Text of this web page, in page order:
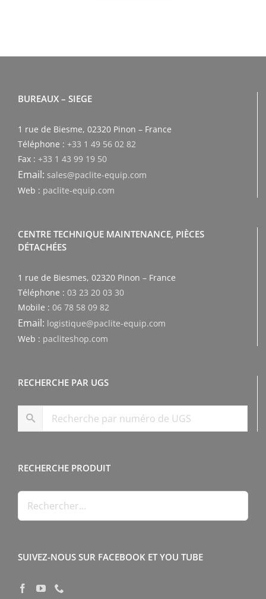
BUREAUX – SIEGE
1 rue de Biesme, 02320 Pinon – France
Téléphone : +33 1 49 56 02 82
Fax : +33 1 43 99 19 50
Email: sales@paclite-equip.com
Web : paclite-equip.com
CENTRE TECHNIQUE MAINTENANCE, PIÈCES
DÉTACHÉES
1 rue de Biesmes, 02320 Pinon – France
Téléphone : 03 23 20 03 30
Mobile : 06 78 58 09 82
Email: logistique@paclite-equip.com
Web : pacliteshop.com
RECHERCHE PAR UGS
RECHERCHE PRODUIT
SUIVEZ-NOUS SUR FACEBOOK ET YOU TUBE